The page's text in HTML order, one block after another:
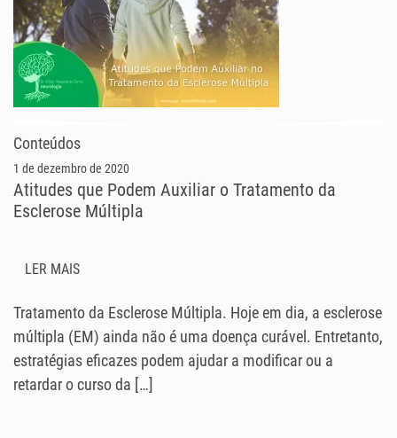
Conteúdos
1 de dezembro de 2020
Atitudes que Podem Auxiliar o Tratamento da
Esclerose Múltipla
LER MAIS
Tratamento da Esclerose Múltipla. Hoje em dia, a esclerose
múltipla (EM) ainda não é uma doença curável. Entretanto,
estratégias eficazes podem ajudar a modificar ou a
retardar o curso da […]